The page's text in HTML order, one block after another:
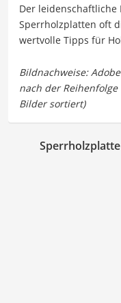
Der leidenschaftliche
Sperrholzplatten oft
wertvolle Tipps für